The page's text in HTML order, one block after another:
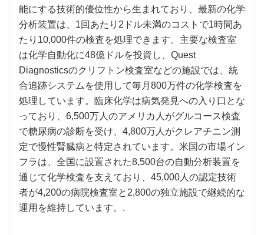
能にする技術的優位性から生まれており、最新の化学
分析装置は、1回あたり2ドル未満のコストで1時間あ
たり10,000件の検査を処理できます。主要な検査室
は化学自動化に48億ドルを投資し、Quest
Diagnosticsのクリフトン検査室などの施設では、統
合追跡システムを使用して毎月800万件の化学検査を
処理しています。臨床化学は病気発見への入り口とな
っており、6,500万人のアメリカ人がグルコース検査
で糖尿病の診断を受け、4,800万人がクレアチニン測
定で慢性腎臓病と特定されています。米国の市場イン
フラは、全国に設置された8,500台の自動分析装置を
通じて化学検査を支えており、45,000人の認定技術
者が4,200の病院検査室と2,800の独立施設で継続的な
運用を維持しています。.